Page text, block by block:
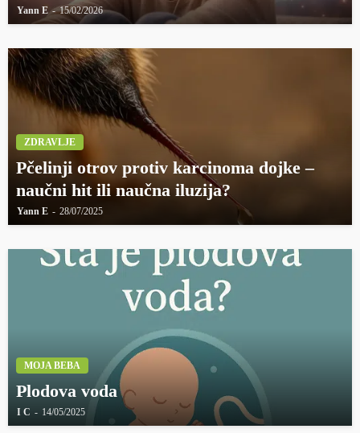
Yann E 15/02/2026
ZDRAVLJE
Pčelinji otrov protiv karcinoma dojke –
naučni hit ili naučna iluzija?
Yann E 28/07/2025
MOJA BEBA
Plodova voda
I C 14/05/2025